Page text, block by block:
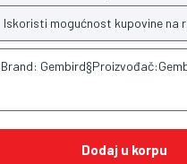
Iskoristi mogućnost kupovine na
Brand:
Dodaj u korpu